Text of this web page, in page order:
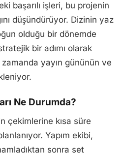
başarılı işleri, bu projenin
düşündürüyor. Dizinin yaz
olduğu bir dönemde
bir adımı olarak
yayın gününün ve
Ne Durumda?
çekimlerine kısa süre
Yapım ekibi,
sonra set